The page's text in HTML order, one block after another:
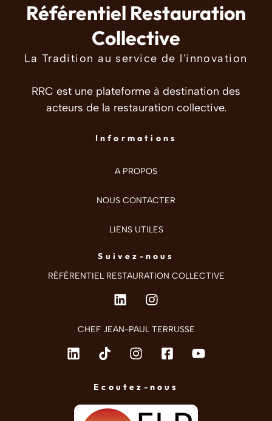
Référentiel Restauration
Collective
La Tradition au service de l'innovation
RRC est une plateforme à destination des
acteurs de la restauration collective.
Informations
A PROPOS
NOUS CONTACTER
LIENS UTILES
Suivez-nous
RÉFÉRENTIEL RESTAURATION COLLECTIVE
CHEF JEAN-PAUL TERRUSSE
Ecoutez-nous